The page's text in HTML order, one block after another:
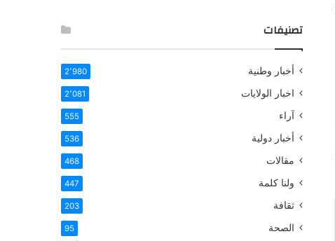
تصنيفات
أخبار وطنية 2٬980
اخبار الولايات 2٬081
آراء 555
أخبار دولية 536
مقالات 468
ولنا كلمة 447
ثقافة 203
الصحة 95